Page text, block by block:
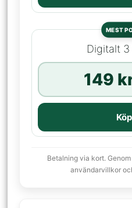
MEST
Digitalt 3
149
Betalning via kort.
användarvillkor